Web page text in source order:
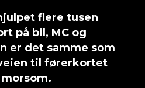
flere tusen
på bil, MC og
er det samme som
til førerkortet